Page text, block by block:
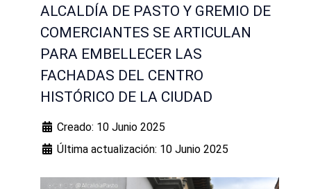
ALCALDÍA DE PASTO Y GREMIO DE
COMERCIANTES SE ARTICULAN
PARA EMBELLECER LAS
FACHADAS DEL CENTRO
HISTÓRICO DE LA CIUDAD
Creado: 10 Junio 2025
Última actualización: 10 Junio 2025